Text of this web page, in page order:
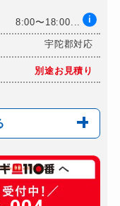
10,000円～(税込)
8:00〜18:00... i
宇陀郡対応
別途お見積り
600円(税込)～
別途お見積り